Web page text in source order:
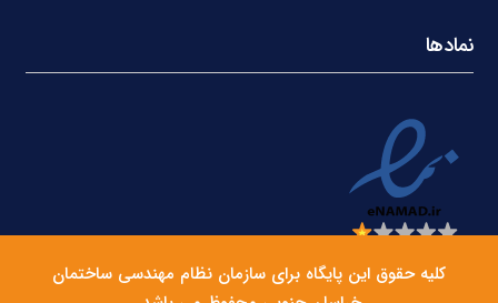
نمادها
کلیه حقوق این پایگاه برای سازمان نظام مهندسی ساختمان